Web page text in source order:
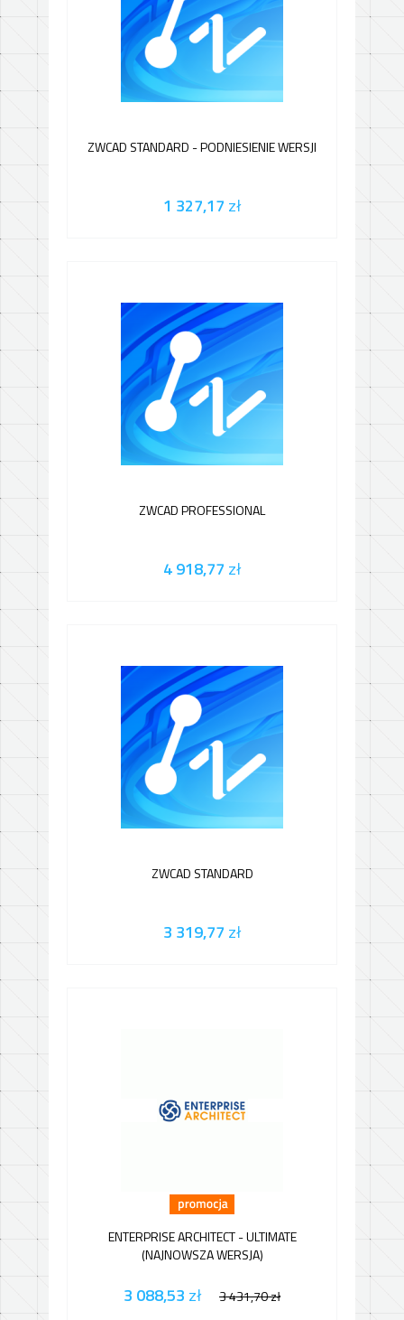
ZWCAD STANDARD - PODNIESIENIE WERSJI
1 327,17 zł
ZWCAD PROFESSIONAL
4 918,77 zł
ZWCAD STANDARD
3 319,77 zł
ENTERPRISE ARCHITECT - ULTIMATE
(NAJNOWSZA WERSJA)
3 088,53 zł 3 431,70zł